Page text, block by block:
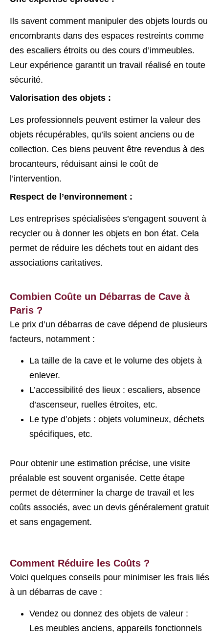
Ils savent comment manipuler des objets lourds ou
encombrants dans des espaces restreints comme
des escaliers étroits ou des cours d’immeubles.
Leur expérience garantit un travail réalisé en toute
sécurité.
Valorisation des objets :
Les professionnels peuvent estimer la valeur des
objets récupérables, qu’ils soient anciens ou de
collection. Ces biens peuvent être revendus à des
brocanteurs, réduisant ainsi le coût de
l’intervention.
Respect de l’environnement :
Les entreprises spécialisées s’engagent souvent à
recycler ou à donner les objets en bon état. Cela
permet de réduire les déchets tout en aidant des
associations caritatives.
Combien Coûte un Débarras de Cave à
Paris ?
Le prix d’un débarras de cave dépend de plusieurs
facteurs, notamment :
La taille de la cave et le volume des objets à
enlever.
L’accessibilité des lieux : escaliers, absence
d’ascenseur, ruelles étroites, etc.
Le type d’objets : objets volumineux, déchets
spécifiques, etc.
Pour obtenir une estimation précise, une visite
préalable est souvent organisée. Cette étape
permet de déterminer la charge de travail et les
coûts associés, avec un devis généralement gratuit
et sans engagement.
Comment Réduire les Coûts ?
Voici quelques conseils pour minimiser les frais liés
à un débarras de cave :
Vendez ou donnez des objets de valeur :
Les meubles anciens, appareils fonctionnels